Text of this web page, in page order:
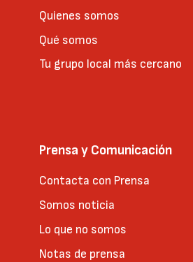
Quienes somos
Qué somos
Tu grupo local más cercano
Prensa y Comunicación
Contacta con Prensa
Somos noticia
Lo que no somos
Notas de prensa